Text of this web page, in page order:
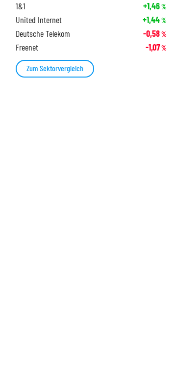
1&1
+1,46%
United Internet +1,44%
Deutsche Telekom -0,58%
Freenet -1,07%
Zum Sektorvergleich